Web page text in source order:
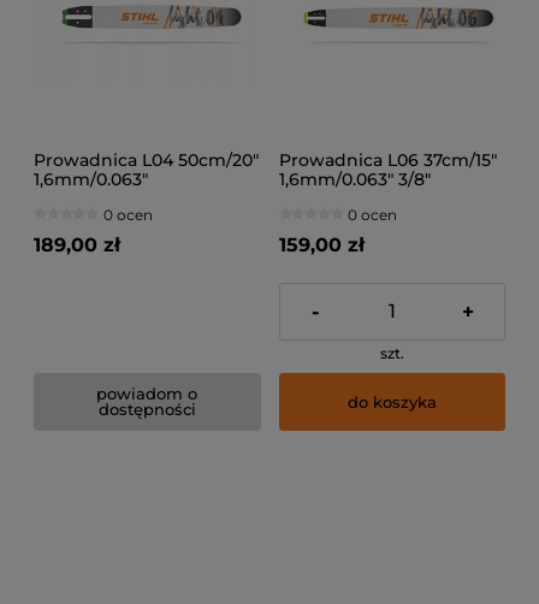
Prowadnica L04 50cm/20"
1,6mm/0.063"
0 ocen
189,00 zł
powiadom o
dostępności
Prowadnica L06 37cm/15"
1,6mm/0.063" 3/8"
0 ocen
159,00 zł
- +
szt.
do koszyka